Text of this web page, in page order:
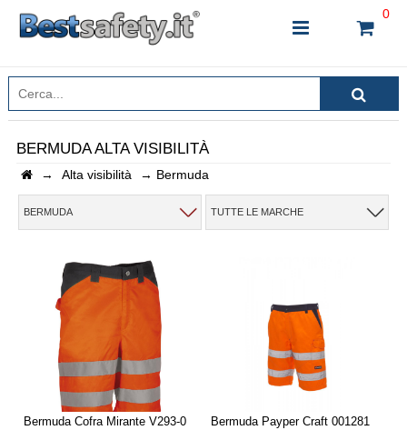
0
INSERISCI IL NOME DEL PRODOTTO CHE STAI
CERCANDO
BERMUDA ALTA VISIBILITÀ
→ Alta visibilità → Bermuda
BERMUDA TUTTE LE MARCHE
Bermuda Cofra Mirante V293-0 Bermuda Payper Craft 001281